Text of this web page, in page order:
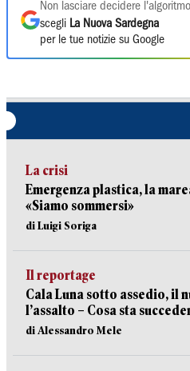
Non lasciare decidere
scegli La Nuova Sardegna
per le tue notizie su Google
La crisi
Emergenza plastica, la
«Siamo sommersi»
di Luigi Soriga
Il reportage
Cala Luna sotto assedio, il
l’assalto – Cosa sta
di Alessandro Mele